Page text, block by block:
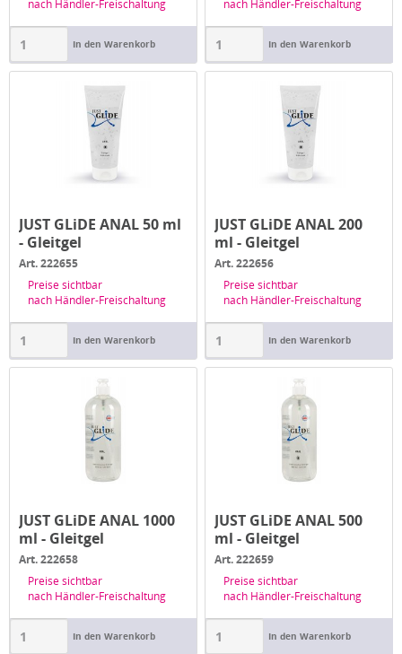
nach Händler-Freischaltung
In den Warenkorb
nach Händler-Freischaltung
In den Warenkorb
JUST GLiDE ANAL 50 ml
- Gleitgel
Art. 222655
Preise sichtbar
nach Händler-Freischaltung
In den Warenkorb
JUST GLiDE ANAL 200
ml - Gleitgel
Art. 222656
Preise sichtbar
nach Händler-Freischaltung
In den Warenkorb
JUST GLiDE ANAL 1000
ml - Gleitgel
Art. 222658
Preise sichtbar
nach Händler-Freischaltung
In den Warenkorb
JUST GLiDE ANAL 500
ml - Gleitgel
Art. 222659
Preise sichtbar
nach Händler-Freischaltung
In den Warenkorb